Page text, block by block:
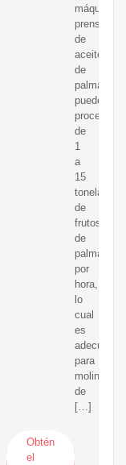
máquina
prensadora
de
aceite
de
palma
puede
procesar
de
1
a
15
toneladas
de
frutos
de
palma
por
hora,
lo
cual
es
adecuado
para
molinos
de
[…]
Obtén
el